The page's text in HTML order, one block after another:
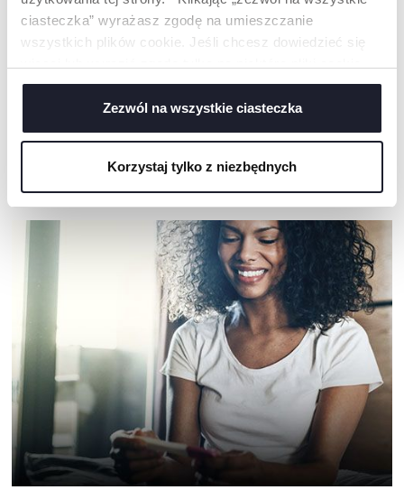
ciasteczka” wyrażasz zgodę na umieszczanie
wszystkich plików cookie. Jeśli chcesz dowiedzieć się
kliknij „Ustawienia”. Zamykając ten baner, wyrażasz
zgodę na używanie wyłącznie technicznych plików
cookie, które są niezbędne dla żądanej usługi.
Zezwól na wszystkie ciasteczka
Korzystaj tylko z niezbędnych
+ KOLORY
NASZA RADA